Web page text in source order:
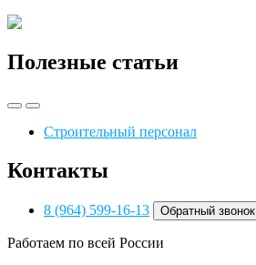
Полезные статьи
Строительный персонал
Контакты
8 (964) 599-16-13 Обратный звонок
Работаем по всей России